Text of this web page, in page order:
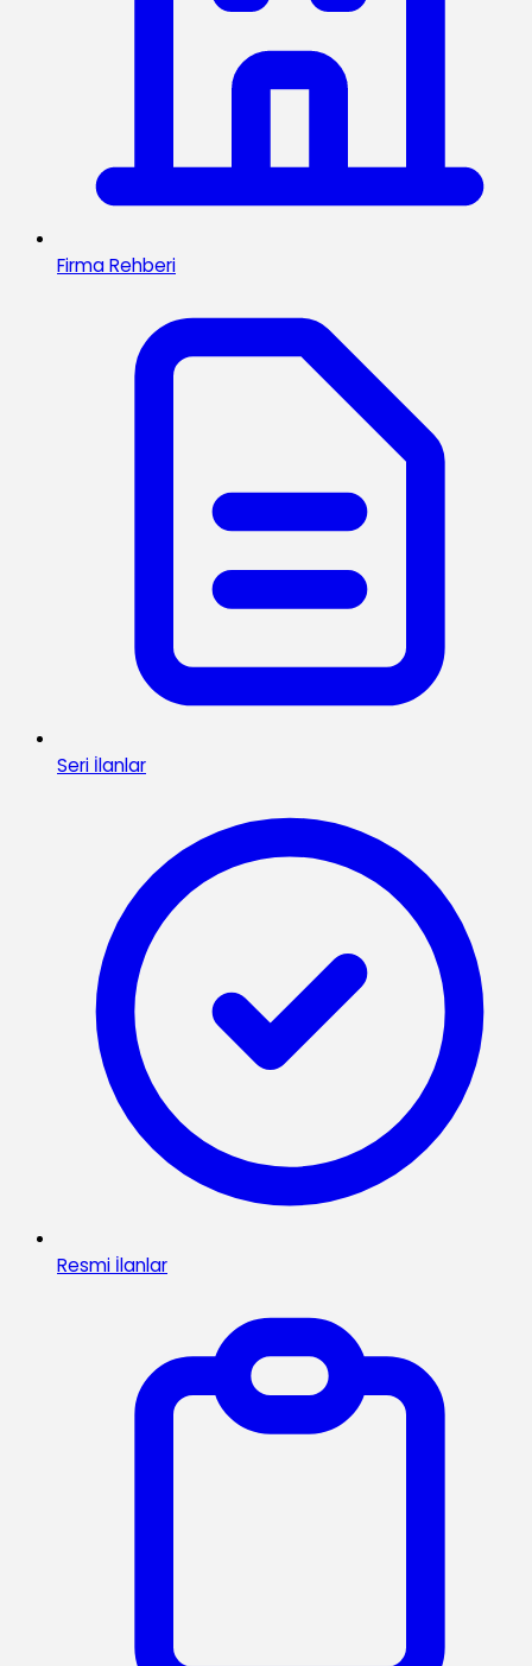
Firma Rehberi
Seri İlanlar
Resmi İlanlar